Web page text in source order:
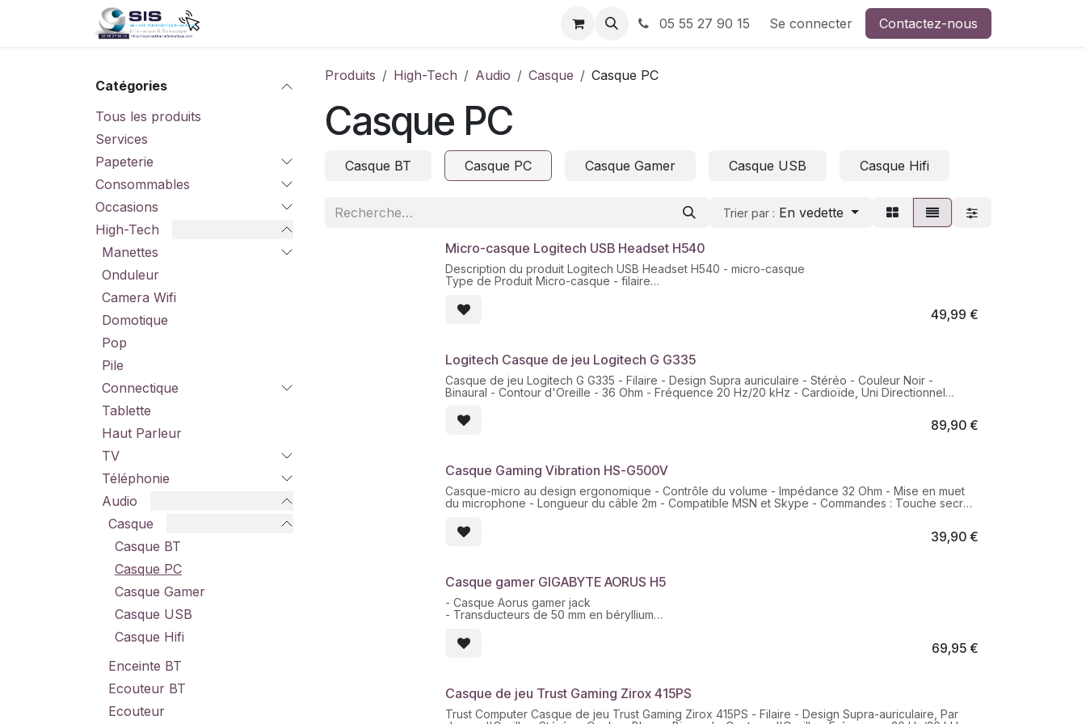
Se rendre au contenu
Nos Bons plans 05 55 27 90 15 Se connecter Contactez-nous
Catégories
Tous les produits
Services
Papeterie
Consommables
Occasions
High-Tech
Manettes
Onduleur
Camera Wifi
Domotique
Pop
Pile
Connectique
Tablette
Haut Parleur
TV
Téléphonie
Audio
Casque
Casque BT
Casque PC
Casque Gamer
Casque USB
Casque Hifi
Enceinte BT
Ecouteur BT
Ecouteur
Produits High-Tech Audio Casque Casque PC
Casque PC
Casque BT Casque PC Casque Gamer Casque USB Casque Hifi
Trier par : En vedette
Micro-casque Logitech USB Headset H540
Description du produit Logitech USB Headset H540 - micro-casque
Type de Produit Micro-casque - filaire
Facteur de forme du casque Sur-oreille
Technologie de connectivité Filaire
Type de microphone Perche télescopique
Mode de fonctionnement du microphone Mono
Commandes Volume
Garantie du fabricant Garantie de 2 ans
49,99 €
Logitech Casque de jeu Logitech G G335
Casque de jeu Logitech G G335 - Filaire - Design Supra auriculaire - Stéréo - Couleur Noir -
Binaural - Contour d'Oreille - 36 Ohm - Fréquence 20 Hz/20 kHz - Cardioïde, Uni Directionnel
Léger et cool. Le casque G335 est le fruit de l'alliance des couleurs et du confort. Doté d'un
connecter et de vous immerger rapidement dans le jeu. Choisissez la couleur correspondant à
votre style unique.
89,90€
Casque Gaming Vibration HS-G500V
Casque-micro au design ergonomique - Contrôle du volume - Impédance 32 Ohm - Mise en muet
du microphone - Longueur du câble 2m - Compatible MSN et Skype - Commandes : Touche secret,
téléphone 3,5 mm) - Facteur de forme du casque : Circum-aural - Technologie de connectivité :
Filaire - Mode de sortie audio : Stéreo - Contrôle volume par fil : Oui - Sensibilité : 105 dB -
39,90€
Casque gamer GIGABYTE AORUS H5
- Casque Aorus gamer jack
- Transducteurs de 50 mm en béryllium
50MM - RGB FUSION - USB/JACK 3.5MM
69,95€
Casque de jeu Trust Gaming Zirox 415PS
Trust Computer Casque de jeu Trust Gaming Zirox 415PS - Filaire - Design Supra-auriculaire, Par